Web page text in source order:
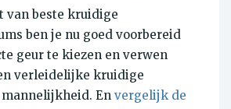
van beste kruidige
ben je nu goed voorbereid
geur te kiezen en verwen
verleidelijke kruidige
En vergelijk de